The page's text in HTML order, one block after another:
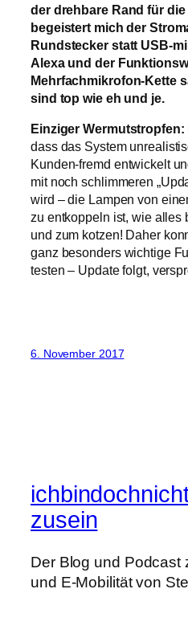
der drehbare Rand für
begeistert mich der
Rundstecker statt USB-
Alexa und der
Mehrfachmikrofon-Kette
sind top wie eh und je.
Einziger
dass das System
Kunden-fremd entwickelt
mit noch schlimmeren
wird – die Lampen von
zu entkoppeln ist, wie alles
und zum kotzen! Daher
ganz besonders wichtige
testen – Update folgt,
6. November 2017
zusein
Der Blog und Podcast
und E-Mobilität von